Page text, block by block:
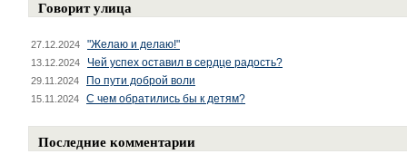
Говорит улица
27.12.2024 "Желаю и делаю!"
13.12.2024 Чей успех оставил в сердце радость?
29.11.2024 По пути доброй воли
15.11.2024 С чем обратились бы к детям?
Последние комментарии